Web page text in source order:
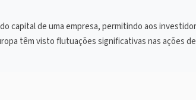
capital de uma empresa, permitindo aos
têm visto flutuações significativas nas ações